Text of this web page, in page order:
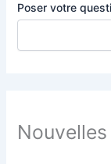
Poser votre